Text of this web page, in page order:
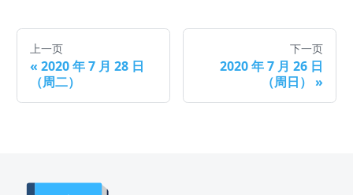
上一页
« 2020 年 7 月 28 日
（周二）
下一页
2020 年 7 月 26 日
（周日）
»